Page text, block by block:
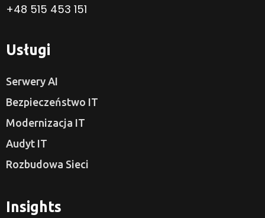
+48 515 453 151
Usługi
Serwery AI
Bezpieczeństwo IT
Modernizacja IT
Audyt IT
Rozbudowa Sieci
Insights